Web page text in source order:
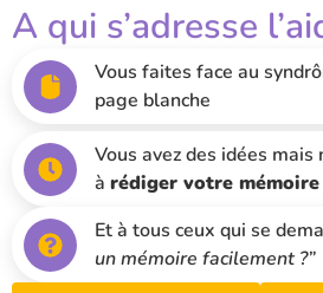
A qui s’adresse
Vous faites face au
page blanche
Vous avez des idées mais
à rédiger votre
Et à tous ceux qui se
un mémoire facilement ?”